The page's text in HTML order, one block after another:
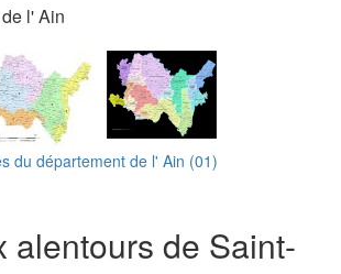
l' Ain
du département de l' Ain (01)
alentours de Saint-